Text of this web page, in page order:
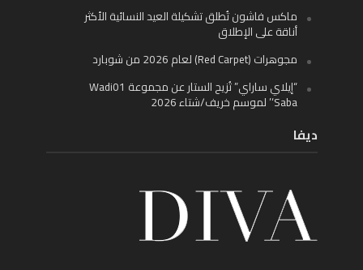
ماكس فاشون تُطلق تشكيلة العيد النسائية الأكثر
أناقة على الإطلاق
مجوهرات (Red Carpet) لعام 2026 من شوبارد
“إيلاي ساراي” تُزيح الستار عن مجموعة Wadi01
‘Saba’ لموسم خريف/شتاء 2026
ديفا